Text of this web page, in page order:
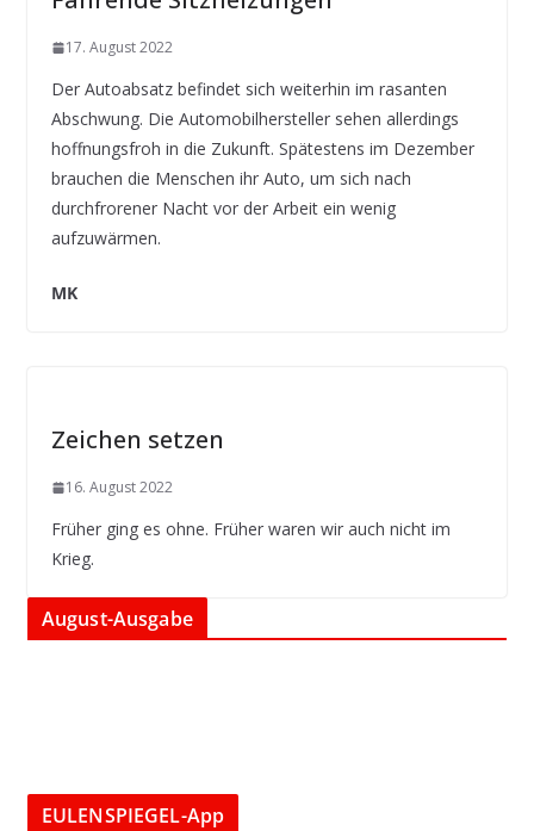
17. August 2022
Der Autoabsatz befindet sich weiterhin im rasanten
Abschwung. Die Automobilhersteller sehen allerdings
hoffnungsfroh in die Zukunft. Spätestens im Dezember
brauchen die Menschen ihr Auto, um sich nach
durchfrorener Nacht vor der Arbeit ein wenig
aufzuwärmen.
MK
Zeichen setzen
16. August 2022
Früher ging es ohne. Früher waren wir auch nicht im
Krieg.
August-Ausgabe
EULENSPIEGEL-App